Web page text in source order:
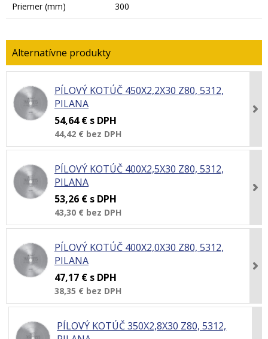
Priemer (mm) 300
PÍLOVÝ KOTÚČ 450X2,2X30 Z80, 5312,
PILANA
54,64 € s DPH
44,42 € bez DPH
PÍLOVÝ KOTÚČ 400X2,5X30 Z80, 5312,
PILANA
53,26 € s DPH
43,30 € bez DPH
PÍLOVÝ KOTÚČ 400X2,0X30 Z80, 5312,
PILANA
47,17 € s DPH
38,35 € bez DPH
PÍLOVÝ KOTÚČ 350X2,8X30 Z80, 5312,